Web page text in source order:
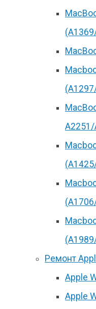
А2251/
Ремонт
Apple
Apple